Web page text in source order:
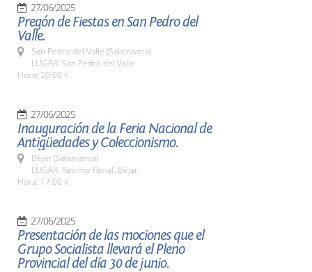
27/06/2025
Pregón de Fiestas en San Pedro del
Valle.
San Pedro del Valle (Salamanca)
LUGAR: San Pedro del Valle
Hora: 20:00 h.
27/06/2025
Inauguración de la Feria Nacional de
Antigüedades y Coleccionismo.
Béjar (Salamanca)
LUGAR: Recinto Ferial. Béjar.
Hora: 17:00 h.
27/06/2025
Presentación de las mociones que el
Grupo Socialista llevará el Pleno
Provincial del día 30 de junio.